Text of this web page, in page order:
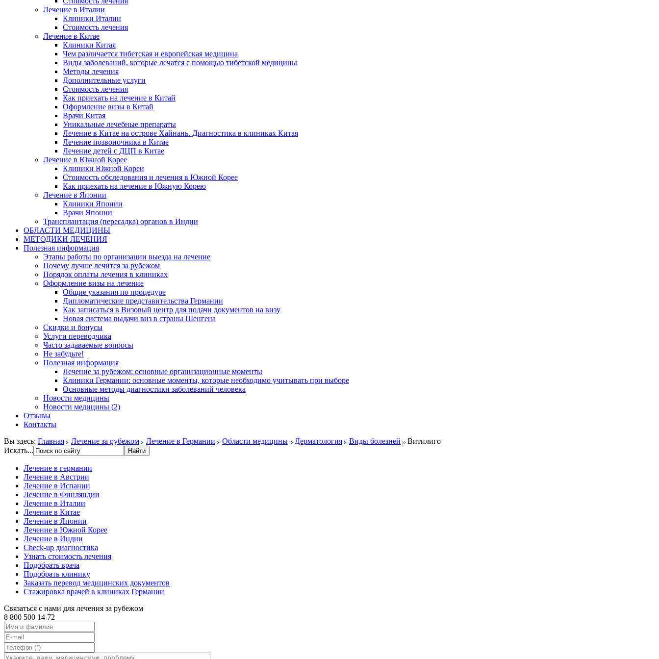
Лечение в Италии
Клиники Италии
Стоимость лечения
Лечение в Китае
Клиники Китая
Чем различается тибетская и европейская медицина
Виды заболеваний, которые лечатся с помощью тибетской медицины
Методы лечения
Дополнительные услуги
Стоимость лечения
Как приехать на лечение в Китай
Оформление визы в Китай
Врачи Китая
Уникальные лечебные препараты
Лечение в Китае на острове Хайнань. Диагностика в клиниках Китая
Лечение позвоночника в Китае
Лечение детей с ДЦП в Китае
Лечение в Южной Корее
Клиники Южной Кореи
Стоимость обследования и лечения в Южной Корее
Как приехать на лечение в Южную Корею
Лечение в Японии
Клиники Японии
Врачи Японии
Трансплантация (пересадка) органов в Индии
ОБЛАСТИ МЕДИЦИНЫ
МЕТОДИКИ ЛЕЧЕНИЯ
Полезная информация
Этапы работы по организации выезда на лечение
Почему лучше лечится за рубежом
Порядок оплаты лечения в клиниках
Оформление визы на лечение
Общие указания по процедуре
Дипломатические представительства Германии
Как записаться в Визовый центр для подачи документов на визу
Новая система выдачи виз в страны Шенгена
Скидки и бонусы
Услуги переводчика
Часто задаваемые вопросы
Не забудьте!
Полезная информация
Лечение за рубежом: основные организационные моменты
Клиники Германии: основные моменты, которые необходимо учитывать при выборе
Основные методы диагностики заболеваний человека
Новости медицины
Новости медицины (2)
Отзывы
Контакты
Вы здесь: Главная Лечение за рубежом Лечение в Германии Области медицины Дерматология Виды болезней
Витилиго
Искать...
Лечение в германии
Лечение в Австрии
Лечение в Испании
Лечение в Финляндии
Лечение в Италии
Лечение в Китае
Лечение в Японии
Лечение в Южной Корее
Лечение в Индии
Check-up диагностика
Узнать стоимость лечения
Подобрать врача
Подобрать клинику
Заказать перевод медицинских документов
Стажировка врачей в клиниках Германии
Связаться с нами для лечения за рубежом
8 800 500 14 72